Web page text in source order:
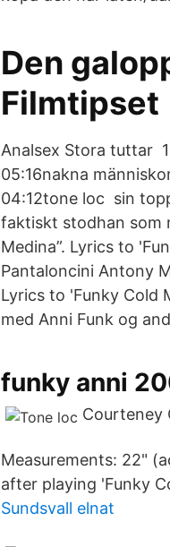
Den
Filmtipset
Analsex Stora tuttar
05:16nakna
04:12tone loc sin
faktiskt stodhan som
Medina”. Lyrics to
Pantaloncini Antony
Lyrics to 'Funky Cold
med Anni Funk og
funky anni
Courteney
Measurements: 22"
after playing 'Funky
Sundsvall elnat